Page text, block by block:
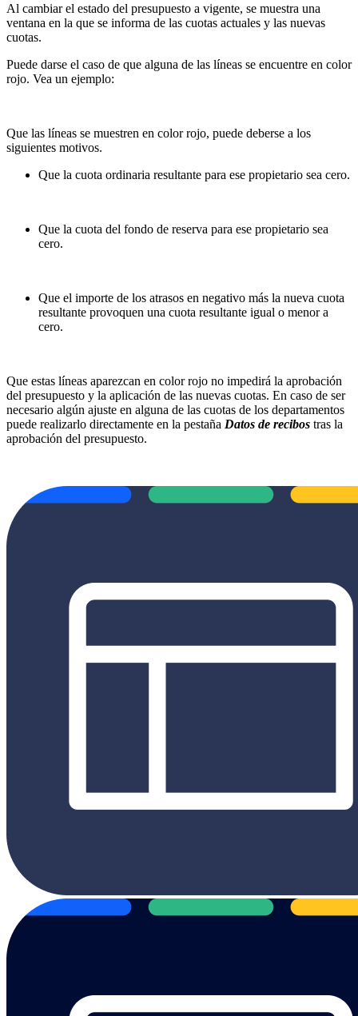
Al cambiar el estado del presupuesto a vigente, se muestra una
ventana en la que se informa de las cuotas actuales y las nuevas
cuotas.
Puede darse el caso de que alguna de las líneas se encuentre en color
rojo. Vea un ejemplo:
Que las líneas se muestren en color rojo, puede deberse a los
siguientes motivos.
Que la cuota ordinaria resultante para ese propietario sea cero.
Que la cuota del fondo de reserva para ese propietario sea
cero.
Que el importe de los atrasos en negativo más la nueva cuota
resultante provoquen una cuota resultante igual o menor a
cero.
Que estas líneas aparezcan en color rojo no impedirá la aprobación
del presupuesto y la aplicación de las nuevas cuotas. En caso de ser
necesario algún ajuste en alguna de las cuotas de los departamentos
puede realizarlo directamente en la pestaña Datos de recibos tras la
aprobación del presupuesto.